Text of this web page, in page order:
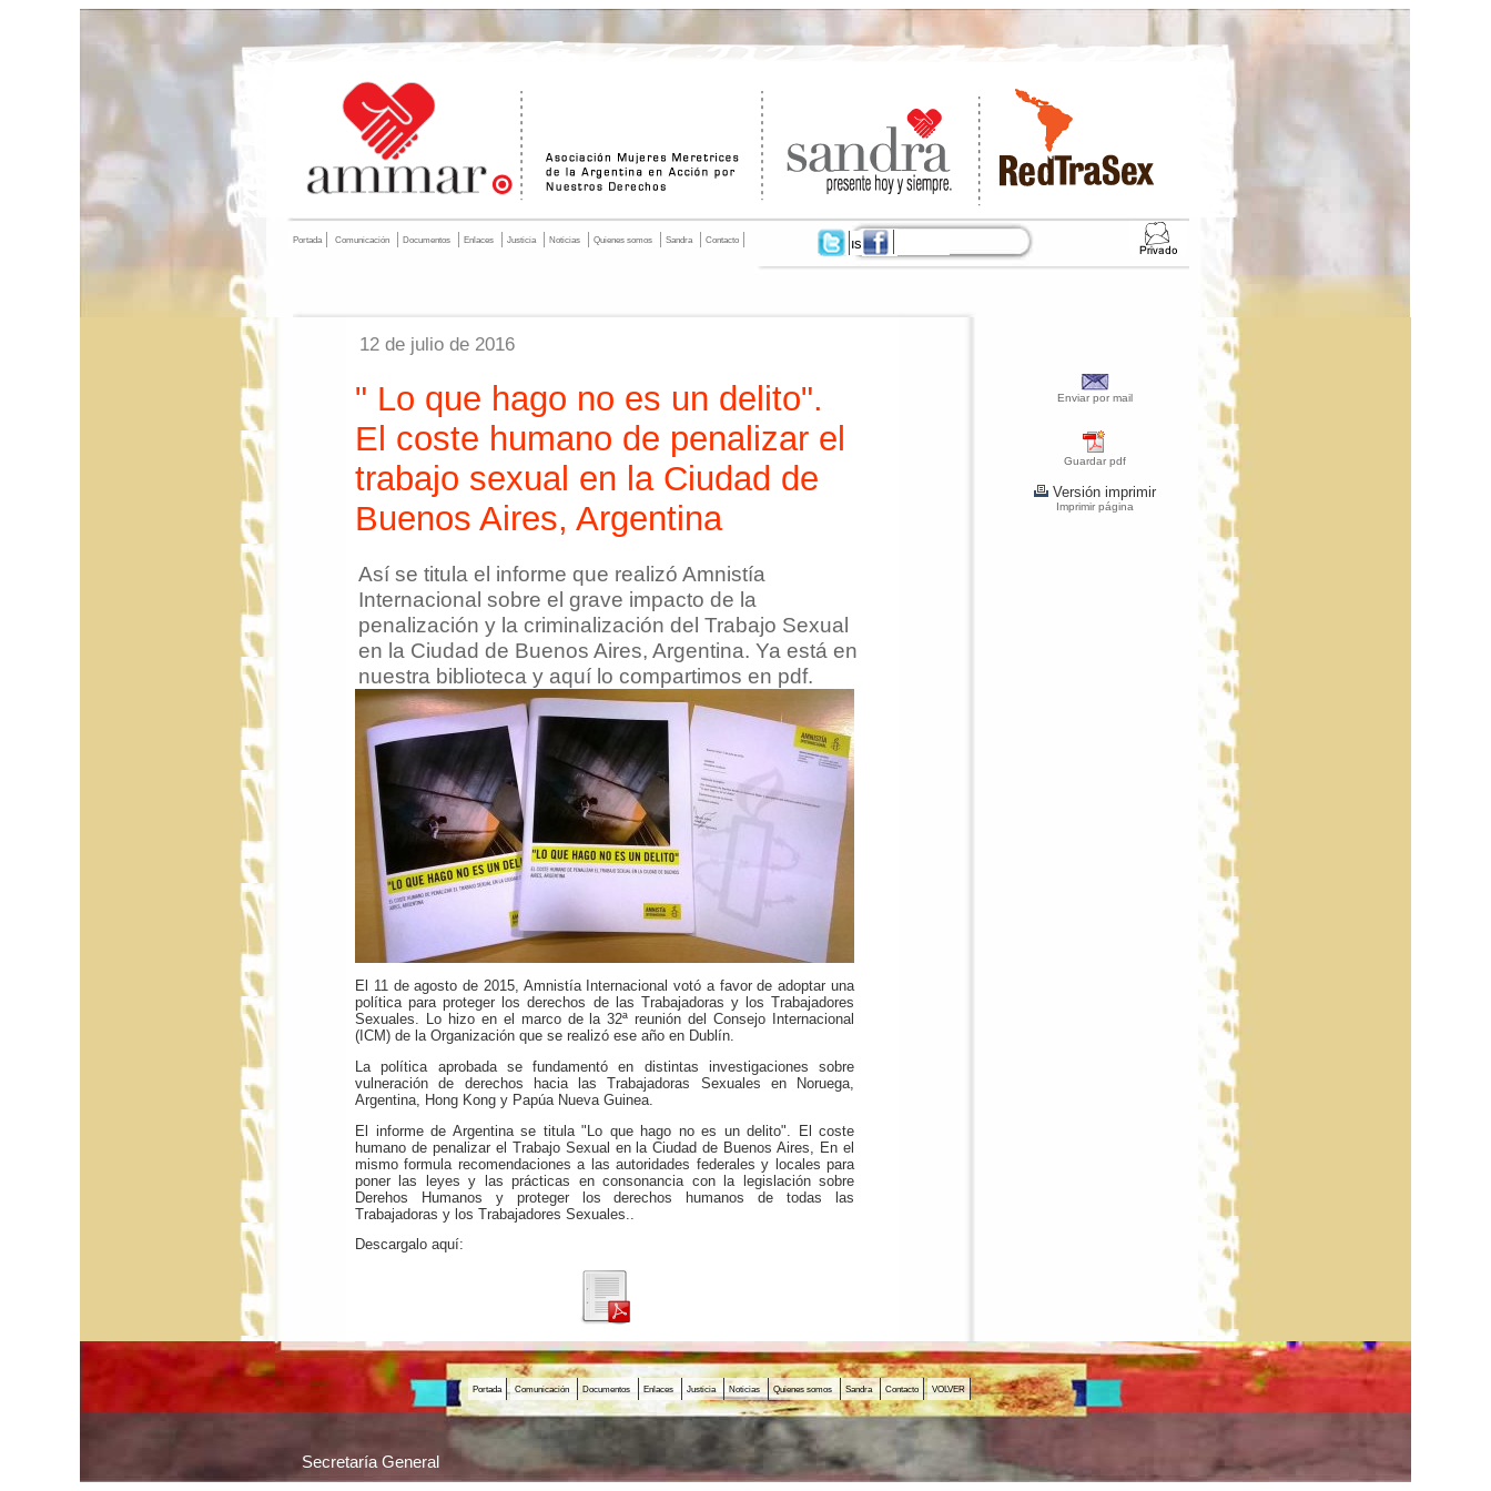
Portada Comunicación Documentos Enlaces Justicia Noticias Quienes somos Sandra Contacto
Enviar por mail
Guardar pdf
Versión imprimir
Imprimir página
12 de julio de 2016
" Lo que hago no es un delito".
El coste humano de penalizar el
trabajo sexual en la Ciudad de
Buenos Aires, Argentina
Así se titula el informe que realizó Amnistía
Internacional sobre el grave impacto de la
penalización y la criminalización del Trabajo Sexual
en la Ciudad de Buenos Aires, Argentina. Ya está en
nuestra biblioteca y aquí lo compartimos en pdf.
El 11 de agosto de 2015, Amnistía Internacional votó a favor de adoptar una
política para proteger los derechos de las Trabajadoras y los Trabajadores
Sexuales. Lo hizo en el marco de la 32ª reunión del Consejo Internacional
(ICM) de la Organización que se realizó ese año en Dublín.
La política aprobada se fundamentó en distintas investigaciones sobre
vulneración de derechos hacia las Trabajadoras Sexuales en Noruega,
Argentina, Hong Kong y Papúa Nueva Guinea.
El informe de Argentina se titula "Lo que hago no es un delito". El coste
humano de penalizar el Trabajo Sexual en la Ciudad de Buenos Aires, En el
mismo formula recomendaciones a las autoridades federales y locales para
poner las leyes y las prácticas en consonancia con la legislación sobre
Derehos Humanos y proteger los derechos humanos de todas las
Trabajadoras y los Trabajadores Sexuales..
Descargalo aquí:
Portada Comunicación Documentos Enlaces Justicia Noticias Quienes somos Sandra Contacto VOLVER
Secretaría General